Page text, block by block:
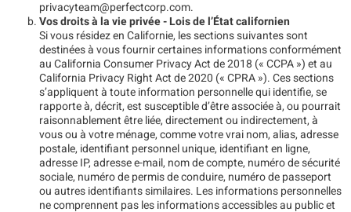
privacyteam@perfectcorp.com.
Vos droits à la vie privée - Lois de l’État californien
Si vous résidez en Californie, les sections suivantes sont
destinées à vous fournir certaines informations conformément
au California Consumer Privacy Act de 2018 (« CCPA ») et au
California Privacy Right Act de 2020 (« CPRA »). Ces sections
s’appliquent à toute information personnelle qui identifie, se
rapporte à, décrit, est susceptible d’être associée à, ou pourrait
raisonnablement être liée, directement ou indirectement, à
vous ou à votre ménage, comme votre vrai nom, alias, adresse
postale, identifiant personnel unique, identifiant en ligne,
adresse IP, adresse e-mail, nom de compte, numéro de sécurité
sociale, numéro de permis de conduire, numéro de passeport
ou autres identifiants similaires. Les informations personnelles
ne comprennent pas les informations accessibles au public et